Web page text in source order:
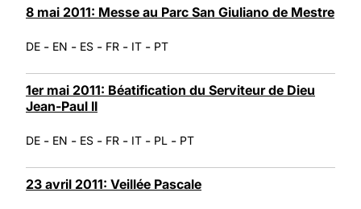
8 mai 2011: Messe au Parc San Giuliano de Mestre
DE - EN - ES - FR - IT - PT
1er mai 2011: Béatification du Serviteur de Dieu
Jean-Paul II
DE - EN - ES - FR - IT - PL - PT
23 avril 2011: Veillée Pascale